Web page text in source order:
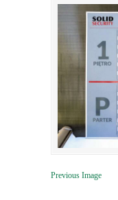
Previous Image